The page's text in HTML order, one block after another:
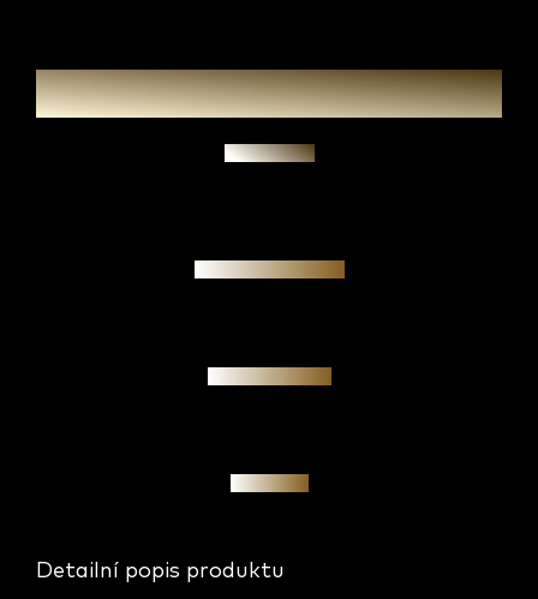
Zeptat se
Detailní popis produktu